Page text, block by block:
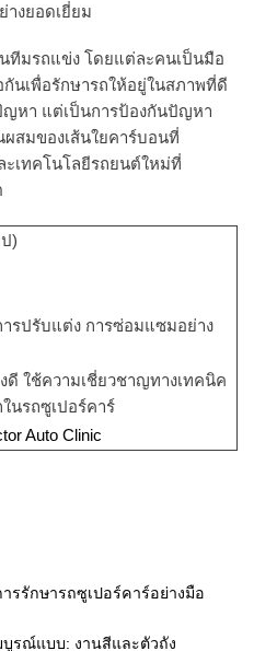
างยอดเยี่ยม
ทีมรถแข่ง โดยแต่ละคนเป็นมือ
นเพื่อรักษารถให้อยู่ในสภาพที่ดี
หา แต่เป็นการป้องกันปัญหา
สมของเส้นใยคาร์บอนที่
ะเทคโนโลยีรถยนต์ใหม่ที่
)
ารปรับแต่ง การซ่อมแซมอย่าง
ใช้ความเชี่ยวชาญทางเทคนิค
นรถซูเปอร์คาร์
Auto Clinic
รรักษารถซูเปอร์คาร์อย่างมือ
รณ์แบบ: งานสีและตัวถัง